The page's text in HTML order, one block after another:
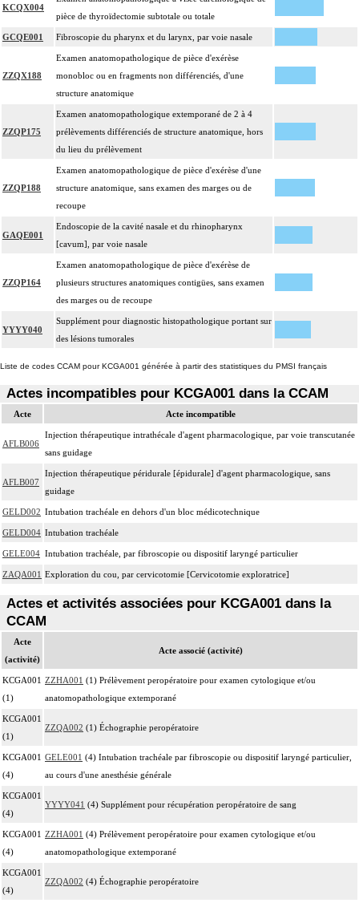
KCQX004
pièce de thyroïdectomie subtotale ou totale
GCQE001 Fibroscopie du pharynx et du larynx, par voie nasale
ZZQX188
Examen anatomopathologique de pièce d'exérèse
monobloc ou en fragments non différenciés, d'une
structure anatomique
ZZQP175
Examen anatomopathologique extemporané de 2 à 4
prélèvements différenciés de structure anatomique, hors
du lieu du prélèvement
ZZQP188
Examen anatomopathologique de pièce d'exérèse d'une
structure anatomique, sans examen des marges ou de
recoupe
GAQE001
Endoscopie de la cavité nasale et du rhinopharynx
[cavum], par voie nasale
ZZQP164
Examen anatomopathologique de pièce d'exérèse de
plusieurs structures anatomiques contigües, sans examen
des marges ou de recoupe
YYYY040
Supplément pour diagnostic histopathologique portant sur
des lésions tumorales
Liste de codes CCAM pour KCGA001 générée à partir des statistiques du PMSI français
Actes incompatibles pour KCGA001 dans la CCAM
Acte Acte incompatible
AFLB006
Injection thérapeutique intrathécale d'agent pharmacologique, par voie transcutanée
sans guidage
AFLB007
Injection thérapeutique péridurale [épidurale] d'agent pharmacologique, sans
guidage
GELD002 Intubation trachéale en dehors d'un bloc médicotechnique
GELD004 Intubation trachéale
GELE004 Intubation trachéale, par fibroscopie ou dispositif laryngé particulier
ZAQA001 Exploration du cou, par cervicotomie [Cervicotomie exploratrice]
Actes et activités associées pour KCGA001 dans la
CCAM
Acte
(activité)
Acte associé (activité)
KCGA001
(1)
ZZHA001 (1) Prélèvement peropératoire pour examen cytologique et/ou
anatomopathologique extemporané
KCGA001
(1)
ZZQA002 (1) Échographie peropératoire
KCGA001
(4)
GELE001 (4) Intubation trachéale par fibroscopie ou dispositif laryngé particulier,
au cours d'une anesthésie générale
KCGA001
(4)
YYYY041 (4) Supplément pour récupération peropératoire de sang
KCGA001
(4)
ZZHA001 (4) Prélèvement peropératoire pour examen cytologique et/ou
anatomopathologique extemporané
KCGA001
(4)
ZZQA002 (4) Échographie peropératoire